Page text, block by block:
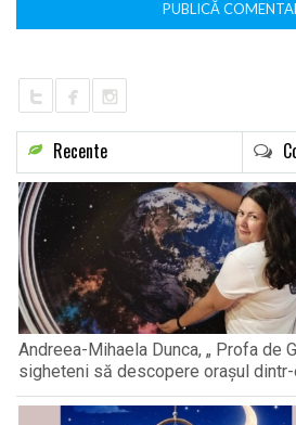
Recente
Andreea-Mihaela Dunca, „ Profa de
sigheteni să descopere orașul